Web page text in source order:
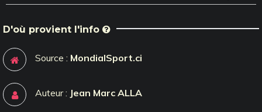
D'où provient l'info
Source : MondialSport.ci
Auteur : Jean Marc ALLA